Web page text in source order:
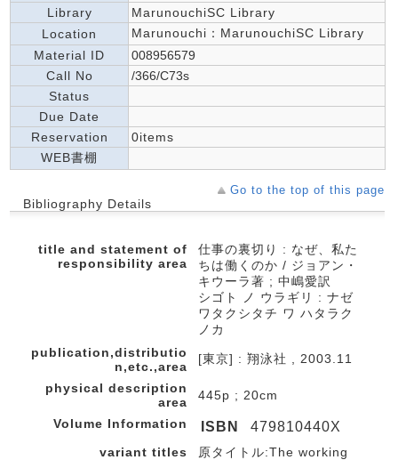
Library
MarunouchiSC Library
Location
Marunouchi：MarunouchiSC Library
Material ID
008956579
Call No
/366/C73s
Status
Due Date
Reservation
0items
WEB書棚
Go to the top of this page
Bibliography Details
title and statement of
responsibility area
仕事の裏切り : なぜ、私た
ちは働くのか / ジョアン・
キウーラ著 ; 中嶋愛訳
シゴト ノ ウラギリ : ナゼ
ワタクシタチ ワ ハタラク
ノカ
publication,distributio
n,etc.,area
[東京] : 翔泳社 , 2003.11
physical description
area
445p ; 20cm
Volume Information
ISBN 479810440X
variant titles
原タイトル:The working